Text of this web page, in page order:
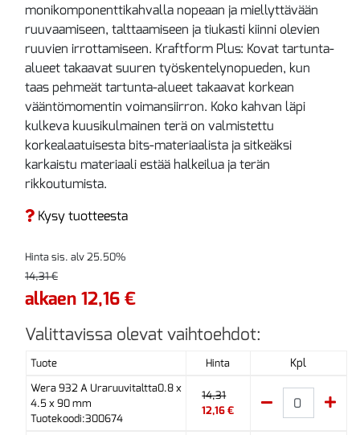
monikomponenttikahvalla nopeaan ja miellyttävään
ruuvaamiseen, talttaamiseen ja tiukasti kiinni olevien
ruuvien irrottamiseen. Kraftform Plus: Kovat tartunta-
alueet takaavat suuren työskentelynopueden, kun
taas pehmeät tartunta-alueet takaavat korkean
vääntömomentin voimansiirron. Koko kahvan läpi
kulkeva kuusikulmainen terä on valmistettu
korkealaatuisesta bits-materiaalista ja sitkeäksi
karkaistu materiaali estää halkeilua ja terän
rikkoutumista.
Kysy tuotteesta
Hinta sis. alv 25.50%
14,31 €
alkaen 12,16 €
Valittavissa olevat vaihtoehdot:
Tuote Hinta Kpl
Wera 932 A Uraruuvitaltta0.8 x
4.5 x 90 mm
Tuotekoodi:300674
14,31
12,16 €